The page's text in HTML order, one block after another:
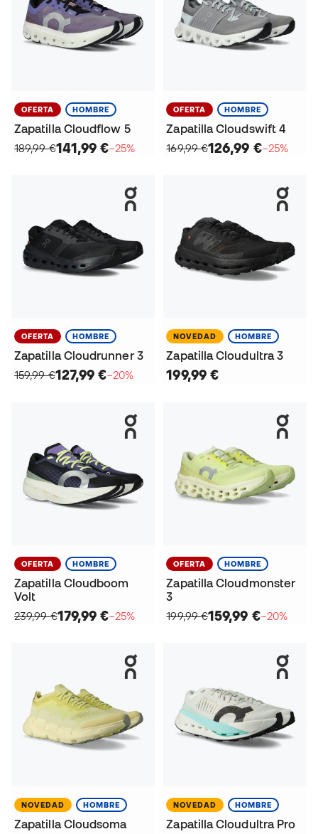
OFERTA HOMBRE
Zapatilla Cloudflow 5
189,99 €141,99 €−25%
OFERTA HOMBRE
Zapatilla Cloudswift 4
169,99 €126,99 €−25%
OFERTA HOMBRE
Zapatilla Cloudrunner 3
159,99 €127,99 €−20%
NOVEDAD HOMBRE
Zapatilla Cloudultra 3
199,99 €
OFERTA HOMBRE
Zapatilla Cloudboom
Volt
239,99 €179,99 €−25%
OFERTA HOMBRE
Zapatilla Cloudmonster
3
199,99 €159,99 €−20%
NOVEDAD HOMBRE
Zapatilla Cloudsoma
NOVEDAD HOMBRE
Zapatilla Cloudultra Pro